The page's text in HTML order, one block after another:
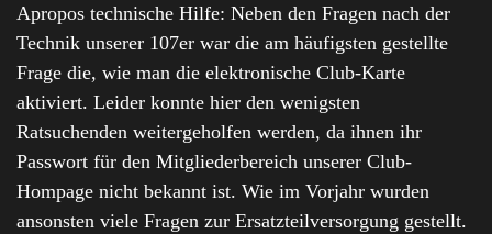
Apropos technische Hilfe: Neben den Fragen nach der
Technik unserer 107er war die am häufigsten gestellte
Frage die, wie man die elektronische Club-Karte
aktiviert. Leider konnte hier den wenigsten
Ratsuchenden weitergeholfen werden, da ihnen ihr
Passwort für den Mitgliederbereich unserer Club-
Hompage nicht bekannt ist. Wie im Vorjahr wurden
ansonsten viele Fragen zur Ersatzteilversorgung gestellt.